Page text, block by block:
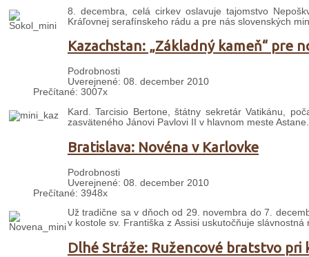
8. decembra, celá cirkev oslavuje tajomstvo
Kráľovnej serafínskeho rádu a pre nás slovenských
Kazachstan: „Základný kameň“ pre
Podrobnosti
Uverejnené: 08. december 2010
Prečítané: 3007x
Kard. Tarcisio Bertone, štátny sekretár Vatikánu,
zasväteného Jánovi Pavlovi II v hlavnom meste
Bratislava: Novéna v Karlovke
Podrobnosti
Uverejnené: 08. december 2010
Prečítané: 3948x
Už tradične sa v dňoch od 29. novembra do 7.
v kostole sv. Františka z Assisi uskutočňuje slávnostná
Dlhé Stráže: Ružencové bratstvo pri